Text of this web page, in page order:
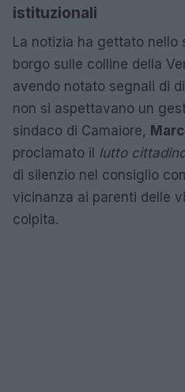
istituzionali
La notizia ha gettato nello
borgo sulle colline della
avendo notato segnali di
non si aspettavano un
sindaco di Camaiore,
proclamato il lutto
di silenzio nel consiglio
vicinanza ai parenti delle
colpita.